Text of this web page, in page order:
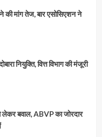
की मांग तेज, बार एसोसिएशन ने
नियुक्ति, वित्त विभाग की मंजूरी
लेकर बवाल, ABVP का जोरदार